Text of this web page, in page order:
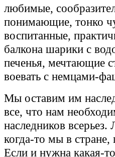
любимые,
понимающие, тонко
воспитанные,
балкона шарики с
печенья, мечтающие
воевать с немцами-
Мы оставим им
все, что нам
наследников
когда-то мы в
Если и нужна какая-